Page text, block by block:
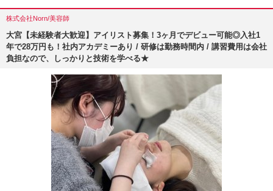
株式会社Norn/美容師
大宮【未経験者大歓迎】アイリスト募集！3ヶ月でデビュー可能◎入社1
年で28万円も！社内アカデミーあり / 研修は勤務時間内 / 講習費用は会社
負担なので、しっかりと技術を学べる★